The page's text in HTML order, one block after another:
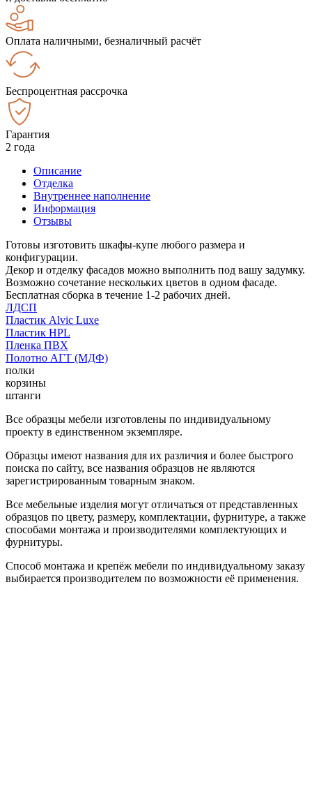
Оплата наличными, безналичный расчёт
Беспроцентная рассрочка
Гарантия
2 года
Описание
Отделка
Внутреннее наполнение
Информация
Отзывы
Готовы изготовить шкафы-купе любого размера и
конфигурации.
Декор и отделку фасадов можно выполнить под вашу задумку.
Возможно сочетание нескольких цветов в одном фасаде.
Бесплатная сборка в течение 1-2 рабочих дней.
ЛДСП
Пластик Alvic Luxe
Пластик HPL
Пленка ПВХ
Полотно АГТ (МДФ)
полки
корзины
штанги
Все образцы мебели изготовлены по индивидуальному
проекту в единственном экземпляре.
Образцы имеют названия для их различия и более быстрого
поиска по сайту, все названия образцов не являются
зарегистрированным товарным знаком.
Все мебельные изделия могут отличаться от представленных
образцов по цвету, размеру, комплектации, фурнитуре, а также
способами монтажа и производителями комплектующих и
фурнитуры.
Способ монтажа и крепёж мебели по индивидуальному заказу
выбирается производителем по возможности её применения.